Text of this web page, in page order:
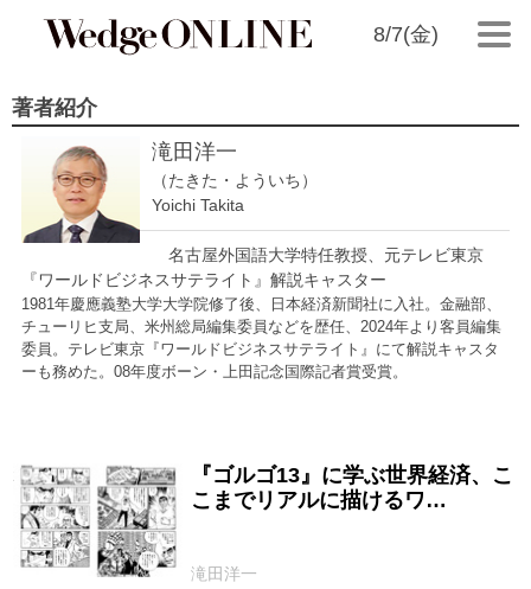
8/7(金)
著者紹介
滝田洋一
（たきた・よういち）
Yoichi Takita
名古屋外国語大学特任教授、元テレビ東京
『ワールドビジネスサテライト』解説キャスター
1981年慶應義塾大学大学院修了後、日本経済新聞社に入社。金融部、
チューリヒ支局、米州総局編集委員などを歴任、2024年より客員編集
委員。テレビ東京『ワールドビジネスサテライト』にて解説キャスタ
ーも務めた。08年度ボーン・上田記念国際記者賞受賞。
2025/06/04
『ゴルゴ13』に学ぶ世界経済、こ
こまでリアルに描けるワ…
滝田洋一